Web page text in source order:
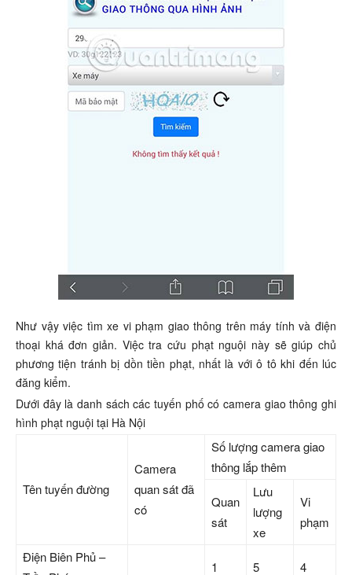
Như vậy việc tìm xe vi phạm giao thông trên máy tính và điện
thoại khá đơn giản. Việc tra cứu phạt nguội này sẽ giúp chủ
phương tiện tránh bị dồn tiền phạt, nhất là với ô tô khi đến lúc
đăng kiểm.
Dưới đây là danh sách các tuyến phố có camera giao thông ghi
hình phạt nguội tại Hà Nội
Tên tuyến đường
Camera
quan sát đã
có
Số lượng camera giao
thông lắp thêm
Quan
sát
Lưu
lượng
xe
Vi
phạm
Điện Biên Phủ –
1 5 4